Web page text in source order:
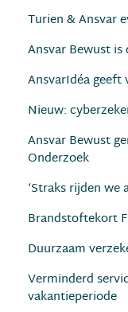
Turien & Ansvar
Ansvar Bewust
AnsvarIdéa geeft
Nieuw:
Ansvar Bewust
Onderzoek
‘Straks rijden we
Brandstoftekort
Duurzaam
Verminderd
vakantieperiode